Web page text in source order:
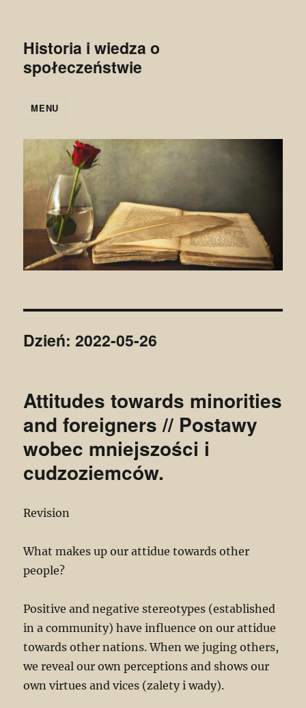
Historia i wiedza o
społeczeństwie
MENU
Dzień:2022-05-26
Attitudes towards minorities
and foreigners // Postawy
wobec mniejszości i
cudzoziemców.
Revision
What makes up our attidue towards other
people?
Positive and negative stereotypes (established
in a community) have influence on our attidue
towards other nations. When we juging others,
we reveal our own perceptions and shows our
own virtues and vices (zalety i wady).